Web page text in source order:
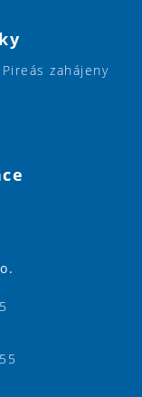
zahájeny